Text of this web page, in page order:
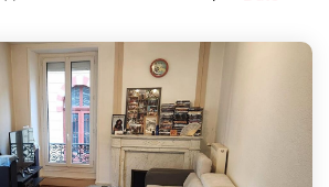
ESPACE CONTACT
Extranet
Alerte Email
Contact